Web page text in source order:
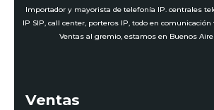
Importador y mayorista de telefonía IP. centrales
IP SIP, call center, porteros IP, todo en
Ventas al gremio, estamos en Buenos
Ventas